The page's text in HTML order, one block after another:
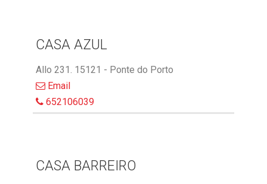
CASA AZUL
Allo 231. 15121 - Ponte do Porto
Email
652106039
CASA BARREIRO